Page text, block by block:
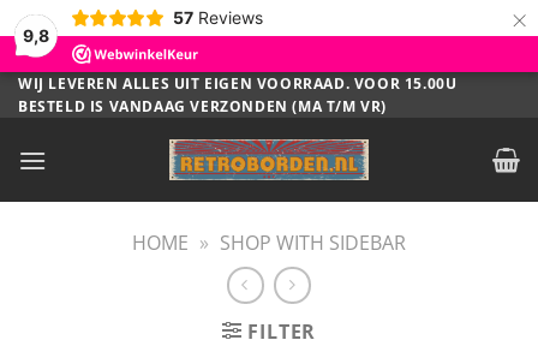
9,8
57 Reviews ×
Ga
naar
WIJ LEVEREN ALLES UIT EIGEN VOORRAAD. VOOR 15.00U
BESTELD IS VANDAAG VERZONDEN (MA T/M VR)
HOME » SHOP WITH SIDEBAR
FILTER